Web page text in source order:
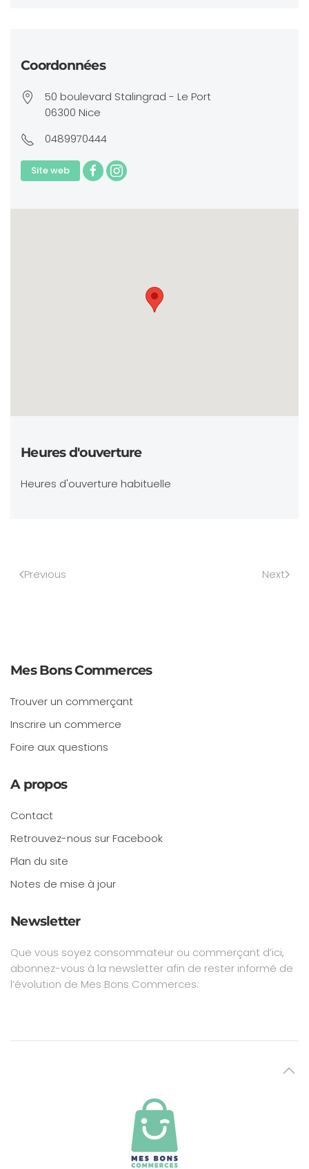
Coordonnées
50 boulevard Stalingrad - Le Port
06300 Nice
0489970444
Site web
Heures d'ouverture
Heures d'ouverture habituelle
Previous Next
Mes Bons Commerces
Trouver un commerçant
Inscrire un commerce
Foire aux questions
A propos
Contact
Retrouvez-nous sur Facebook
Plan du site
Notes de mise à jour
Newsletter
Que vous soyez consommateur ou commerçant d’ici,
abonnez-vous à la newsletter afin de rester informé de
l’évolution de Mes Bons Commerces.